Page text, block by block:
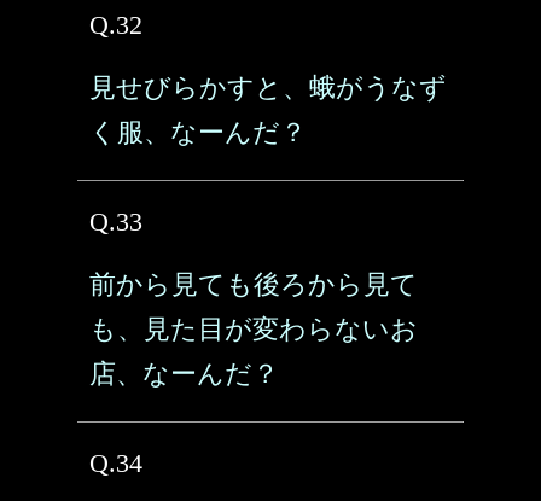
Q.32
見せびらかすと、蛾がうなず
く服、なーんだ？
Q.33
前から見ても後ろから見て
も、見た目が変わらないお
店、なーんだ？
Q.34